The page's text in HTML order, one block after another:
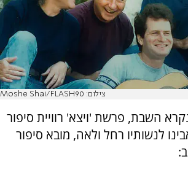
צילום: Moshe Shai/FLASH90
השבת, פרשת 'ויצא' רוויית סיפור
לנשותיו רחל ולאה, מובא סיפור